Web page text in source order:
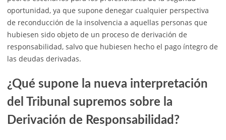
oportunidad, ya que supone denegar cualquier perspectiva
de reconducción de la insolvencia a aquellas personas que
hubiesen sido objeto de un proceso de derivación de
responsabilidad, salvo que hubiesen hecho el pago íntegro de
las deudas derivadas.
¿Qué supone la nueva interpretación
del Tribunal supremos sobre la
Derivación de Responsabilidad?